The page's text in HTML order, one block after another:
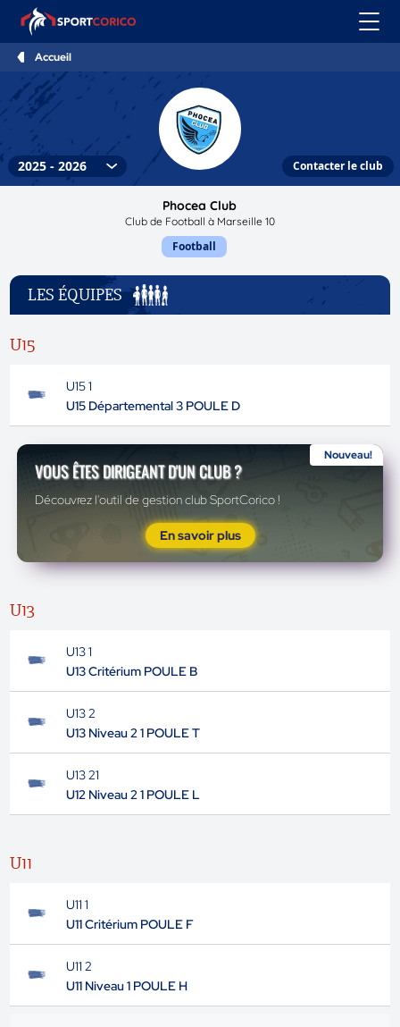
Accueil
Contacter le club
Phocea Club
Club de Football à Marseille 10
Football
LES ÉQUIPES
U15
U15 1
U15 Départemental 3 POULE D
Nouveau!
VOUS ÊTES DIRIGEANT D'UN CLUB ?
Découvrez l'outil de gestion club SportCorico !
En savoir plus
U13
U13 1
U13 Critérium POULE B
U13 2
U13 Niveau 2 1 POULE T
U13 21
U12 Niveau 2 1 POULE L
U11
U11 1
U11 Critérium POULE F
U11 2
U11 Niveau 1 POULE H